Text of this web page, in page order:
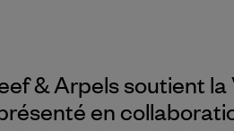
& Arpelssoutient la
en